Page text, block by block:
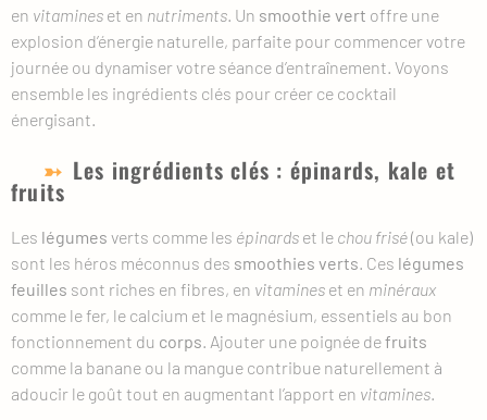
en vitamines et en nutriments. Un smoothie vert offre une
explosion d’énergie naturelle, parfaite pour commencer votre
journée ou dynamiser votre séance d’entraînement. Voyons
ensemble les ingrédients clés pour créer ce cocktail
énergisant.
Les ingrédients clés : épinards, kale et
fruits
Les légumes verts comme les épinards et le chou frisé(ou kale)
sont les héros méconnus des smoothies verts. Ces légumes
feuilles sont riches en fibres, en vitamines et en minéraux
comme le fer, le calcium et le magnésium, essentiels au bon
fonctionnement du corps. Ajouter une poignée defruits
comme la banane ou la mangue contribue naturellement à
adoucir le goût tout en augmentant l’apport en vitamines.